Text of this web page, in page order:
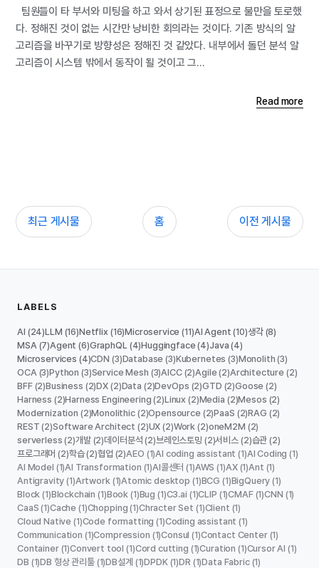
팀원들이 타 부서와 미팅을 하고 와서 상기된 표정으로 불만을 토로했
다. 정해진 것이 없는 시간만 낭비한 회의라는 것이다. 기존 방식의 알
고리즘을 바꾸기로 방향성은 정해진 것 같았다. 내부에서 돌던 분석 알
고리즘이 시스템 밖에서 동작이 될 것이고 그...
Read more
최근 게시물 이전 게시물
홈
LABELS
AI (24)LLM (16)Netflix (16)Microservice (11)AI Agent (10)생각 (8)
MSA (7)Agent (6)GraphQL (4)Huggingface (4)Java (4)
Microservices (4)CDN (3)Database (3)Kubernetes (3)Monolith (3)
OCA (3)Python (3)Service Mesh (3)AICC (2)Agile (2)Architecture (2)
BFF (2)Business (2)DX (2)Data (2)DevOps (2)GTD (2)Goose (2)
Harness (2)Harness Engineering (2)Linux (2)Media (2)Mesos (2)
Modernization (2)Monolithic (2)Opensource (2)PaaS (2)RAG (2)
REST (2)Software Architect (2)UX (2)Work (2)oneM2M (2)
serverless (2)개발 (2)데이터분석 (2)브레인스토밍 (2)서비스 (2)습관 (2)
프로그래머 (2)학습 (2)협업 (2)AEO (1)AI coding assistant (1)AI Coding (1)
AI Model (1)AI Transformation (1)AI콜센터 (1)AWS (1)AX (1)Ant (1)
Antigravity (1)Artwork (1)Atomic desktop (1)BCG (1)BigQuery (1)
Block (1)Blockchain (1)Book (1)Bug (1)C3.ai (1)CLIP (1)CMAF (1)CNN (1)
CaaS (1)Cache (1)Chopping (1)Chracter Set (1)Client (1)
Cloud Native (1)Code formatting (1)Coding assistant (1)
Communication (1)Compression (1)Consul (1)Contact Center (1)
Container (1)Convert tool (1)Cord cutting (1)Curation (1)Cursor AI (1)
DB (1)DB 형상 관리툴 (1)DB설계 (1)DPDK (1)DR (1)Data Fabric (1)